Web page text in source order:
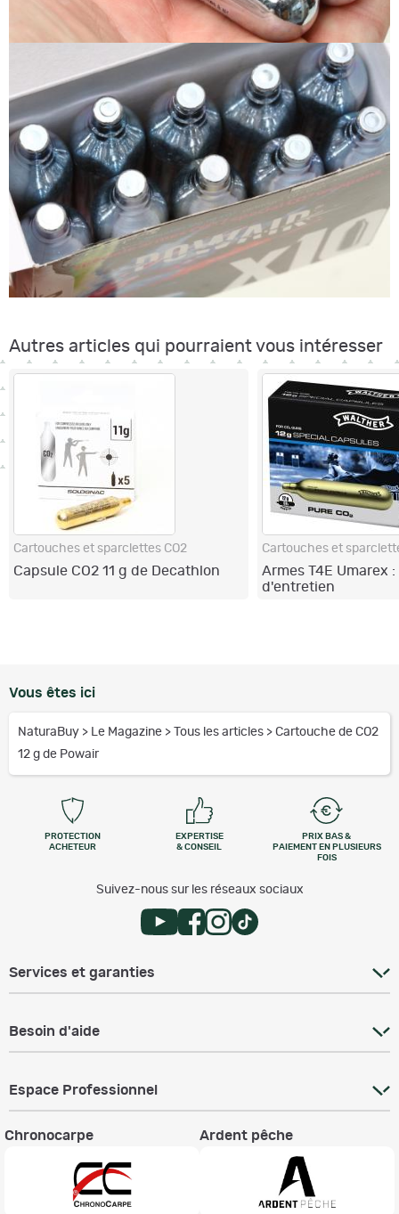
Autres articles qui pourraient vous intéresser
Cartouches et sparclettes CO2
Capsule CO2 11 g de Decathlon
Cartouches et
Armes T4E Umarex
d'entretien
Vous êtes ici
NaturaBuy > Le Magazine > Tous les articles > Cartouche de CO2
12 g de Powair
PROTECTION
ACHETEUR
EXPERTISE
& CONSEIL
PRIX BAS &
PAIEMENT EN PLUSIEURS
FOIS
Suivez-nous sur les réseaux sociaux
Services et garanties
Besoin d'aide
Espace Professionnel
Chronocarpe Ardent pêche